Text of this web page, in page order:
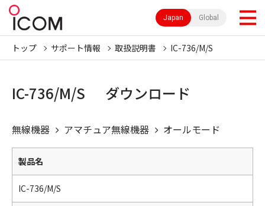
Japan Global
トップ サポート情報 取扱説明書 IC-736/M/S
IC-736/M/S ダウンロード
無線機器 アマチュア無線機器 オールモード
製品名
IC-736/M/S